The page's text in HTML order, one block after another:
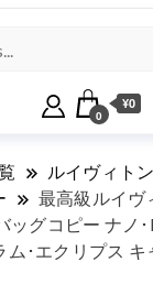
0
¥0
ルイヴィト
最高級ルイヴ
ッグコピー ナノ
･エクリプス キ